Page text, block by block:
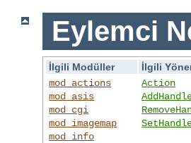
Eylemci
İlgili Modüller
İlgili
mod_actions
mod_asis
mod_cgi
mod_imagemap
mod_info
Action